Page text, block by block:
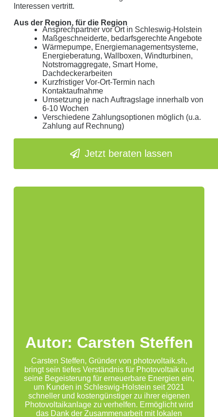
Interessen vertritt.
Aus der Region, für die Region
Ansprechpartner vor Ort in Schleswig-Holstein
Maßgeschneiderte, bedarfsgerechte Angebote
Wärmepumpe, Energiemanagementsysteme,
Energieberatung, Wallboxen, Windturbinen,
Notstromaggregate, Smart Home,
Dachdeckerarbeiten
Kurzfristiger Vor-Ort-Termin nach
Kontaktaufnahme
Umsetzung je nach Auftragslage innerhalb von
6-10 Wochen
Verschiedene Zahlungsoptionen möglich (u.a.
Zahlung auf Rechnung)
Jetzt beraten lassen
Autor: Carsten Steffen
Carsten Steffen, Gründer von photovoltaik.sh,
bringt sein tiefes Verständnis für Photovoltaik und
seine Begeisterung für erneuerbare Energien ein,
um Kunden in Schleswig-Holstein seit 2021
schneller und kostengünstiger zu ihrer eigenen
Photovoltaikanlage zu verhelfen. Ermöglicht wird
das Dank der Zusammenarbeit mit lokalen